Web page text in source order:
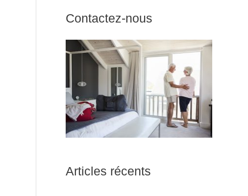
Contactez-nous
Articles récents